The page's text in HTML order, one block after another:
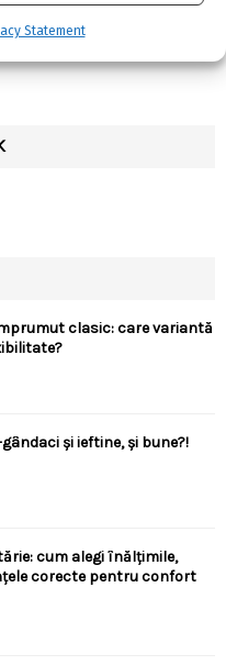
Statement
de credit sau împrumut
care variantă oferă mai
clasic: care variantă
și ieftine, și bune?!
cum alegi înălțimile,
corecte pentru confort